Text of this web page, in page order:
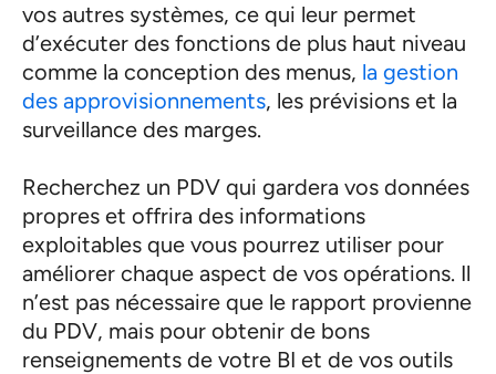
vos autres systèmes, ce qui leur permet
d’exécuter des fonctions de plus haut niveau
comme la conception des menus, la gestion
des approvisionnements, les prévisions et la
surveillance des marges.
Recherchez un PDV qui gardera vos données
propres et offrira des informations
exploitables que vous pourrez utiliser pour
améliorer chaque aspect de vos opérations. Il
n’est pas nécessaire que le rapport provienne
du PDV, mais pour obtenir de bons
renseignements de votre BI et de vos outils